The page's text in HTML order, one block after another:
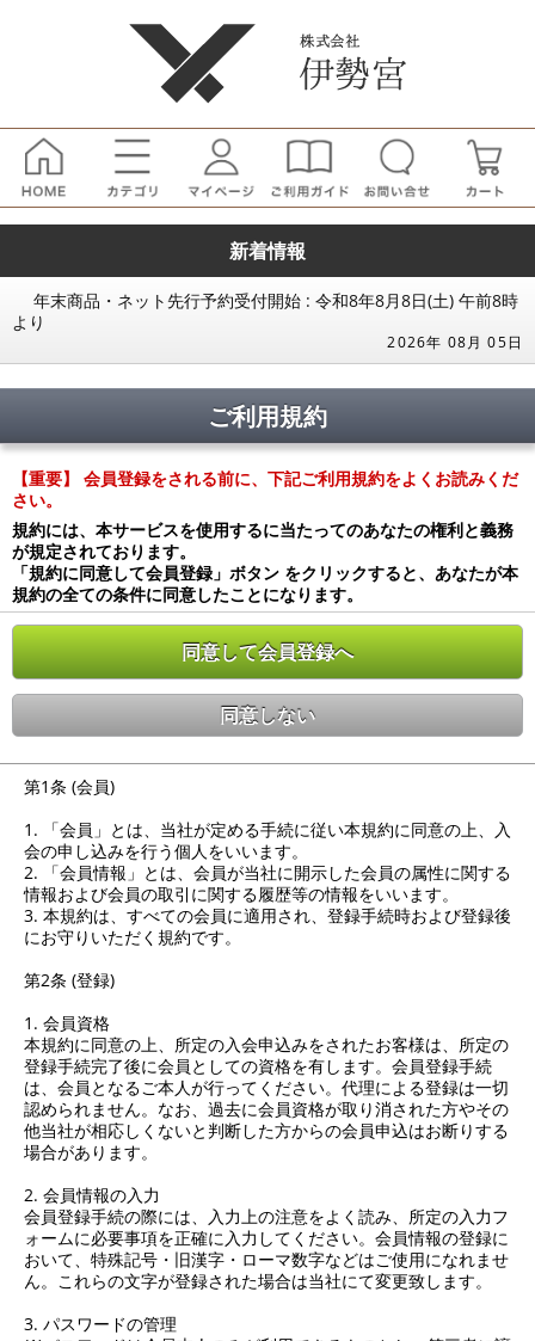
新着情報
年末商品・ネット先行予約受付開始 : 令和8年8月8日(土) 午前8時
より
2026年 08月 05日
ご利用規約
【重要】 会員登録をされる前に、下記ご利用規約をよくお読みくだ
さい。
規約には、本サービスを使用するに当たってのあなたの権利と義務
が規定されております。
「規約に同意して会員登録」ボタン をクリックすると、あなたが本
規約の全ての条件に同意したことになります。
同意して会員登録へ
同意しない
第1条 (会員)
1. 「会員」とは、当社が定める手続に従い本規約に同意の上、入
会の申し込みを行う個人をいいます。
2. 「会員情報」とは、会員が当社に開示した会員の属性に関する
情報および会員の取引に関する履歴等の情報をいいます。
3. 本規約は、すべての会員に適用され、登録手続時および登録後
にお守りいただく規約です。
第2条 (登録)
1. 会員資格
本規約に同意の上、所定の入会申込みをされたお客様は、所定の
登録手続完了後に会員としての資格を有します。会員登録手続
は、会員となるご本人が行ってください。代理による登録は一切
認められません。なお、過去に会員資格が取り消された方やその
他当社が相応しくないと判断した方からの会員申込はお断りする
場合があります。
2. 会員情報の入力
会員登録手続の際には、入力上の注意をよく読み、所定の入力フ
ォームに必要事項を正確に入力してください。会員情報の登録に
おいて、特殊記号・旧漢字・ローマ数字などはご使用になれませ
ん。これらの文字が登録された場合は当社にて変更致します。
3. パスワードの管理